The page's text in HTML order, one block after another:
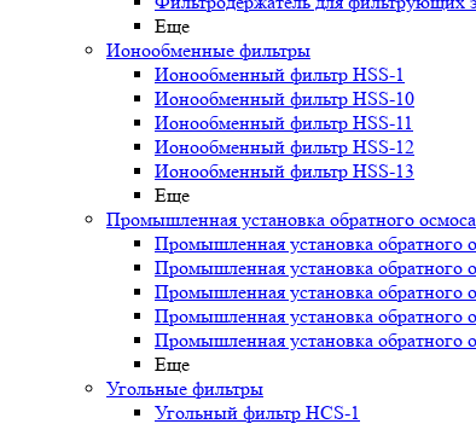
Еще
Ионообменные фильтры
Ионообменный фильтр HSS-1
Ионообменный фильтр HSS-10
Ионообменный фильтр HSS-11
Ионообменный фильтр HSS-12
Ионообменный фильтр HSS-13
Еще
Промышленная установка обратного осмоса
Промышленная установка обратного
Промышленная установка обратного
Промышленная установка обратного
Промышленная установка обратного
Промышленная установка обратного
Еще
Угольные фильтры
Угольный фильтр HСS-1